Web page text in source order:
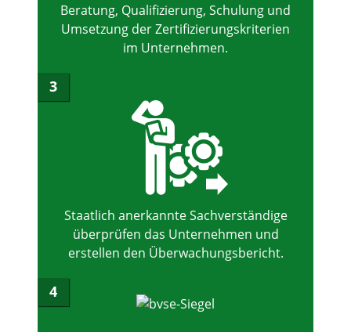
Beratung, Qualifizierung, Schulung und
Umsetzung der Zertifizierungskriterien
im Unternehmen.
3
Staatlich anerkannte Sachverständige
überprüfen das Unternehmen und
erstellen den Überwachungsbericht.
4